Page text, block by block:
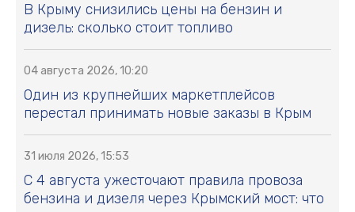
В Крыму снизились цены на бензин и
дизель: сколько стоит топливо
04 августа 2026, 10:20
Один из крупнейших маркетплейсов
перестал принимать новые заказы в Крым
31 июля 2026, 15:53
С 4 августа ужесточают правила провоза
бензина и дизеля через Крымский мост: что